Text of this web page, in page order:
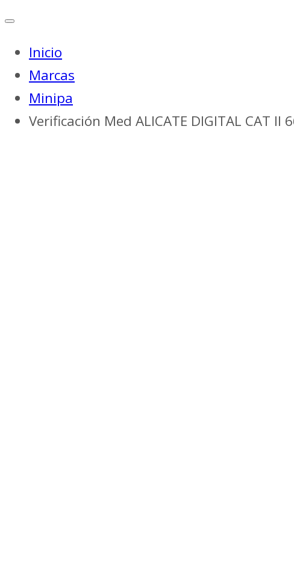
Inicio
Marcas
Minipa
Verificación Med ALICATE DIGITAL CAT II